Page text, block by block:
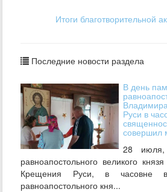
Итоги благотворительной
Последние новости раздела
В день
Руси в
совершил
28
равноапостольного великого
Крещения Руси, в часовне в
равноапостольного кня...